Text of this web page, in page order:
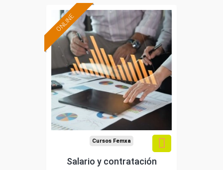
ONLINE
Formación 100%
subvencionada.
Para trabajadores y
autónomos de Madrid.
Para todos los sectores.
Cursos Femxa
Salario y contratación